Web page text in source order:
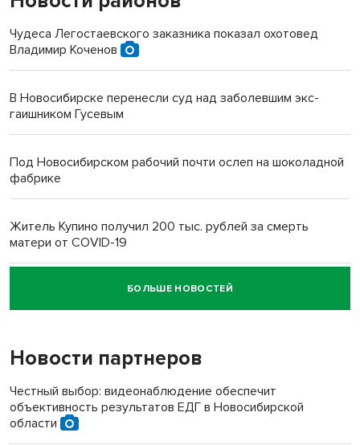
Чудеса Легостаевского заказника показал охотовед
Владимир Коченов
В Новосибирске перенесли суд над заболевшим экс-
гаишником Гусевым
Под Новосибирском рабочий почти ослеп на шоколадной
фабрике
Житель Купино получил 200 тыс. рублей за смерть
матери от COVID-19
Новосибирский суд наказал водителя за смерть
пенсионерки на вокзале
«Мы живём на пастбище!»: в новосибирском селе лошади
терроризируют жителей
Инвалид получил условный срок за избиение врачей
протезом под Новосибирском
БОЛЬШЕ НОВОСТЕЙ
Новости партнеров
Честный выбор: видеонаблюдение обеспечит
объективность результатов ЕДГ в Новосибирской
области